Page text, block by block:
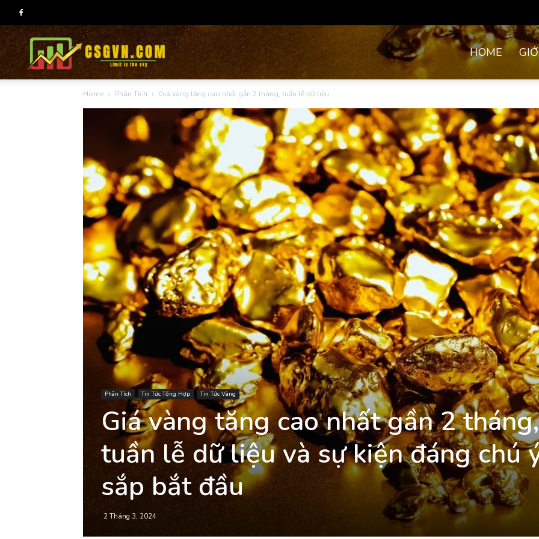
CSG
group
HOME
Home Phân Tích Giá vàng tăng cao nhất gần 2 tháng, tuần lễ dữ liệu...
Phân Tích Tin Tức Tổng Hợp Tin Tức Vàng
Giá vàng tăng cao nhất gần 2 tháng,
tuần lễ dữ liệu và sự kiện đáng chú
sắp bắt đầu
2 Tháng 3, 2024